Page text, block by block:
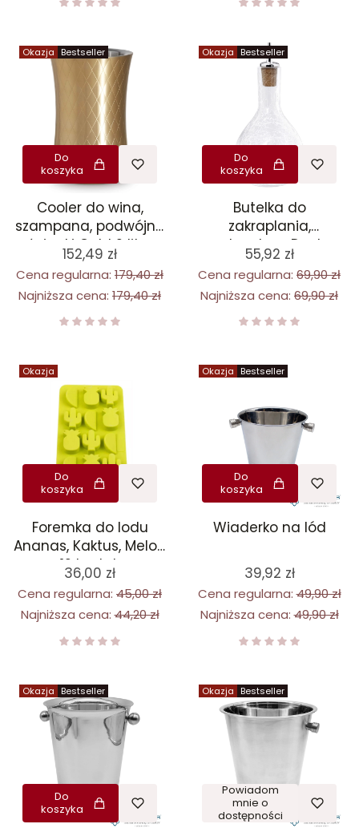
Okazja Bestseller
Do
koszyka
Cooler do wina,
szampana, podwójne
ścianki Gold 2 litry
152,49 zł
Cena regularna: 179,40 zł
Najniższa cena: 179,40 zł
Okazja Bestseller
Do
koszyka
Butelka do
zakraplania,
zakraplacz Dash
Bottle 285 ml
55,92 zł
Cena regularna: 69,90 zł
Najniższa cena: 69,90 zł
Okazja
Do
koszyka
Foremka do lodu
Ananas, Kaktus, Melon
12 kostek
36,00 zł
Cena regularna: 45,00 zł
Najniższa cena: 44,20 zł
Okazja Bestseller
Do
koszyka
Wiaderko na lód
39,92 zł
Cena regularna: 49,90 zł
Najniższa cena: 49,90 zł
Okazja Bestseller
Do
koszyka
Okazja Bestseller
Powiadom
mnie o
dostępności